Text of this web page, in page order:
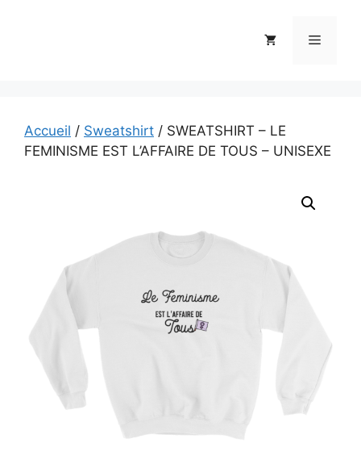
Menu
Accueil / Sweatshirt / SWEATSHIRT – LE
FEMINISME EST L’AFFAIRE DE TOUS – UNISEXE